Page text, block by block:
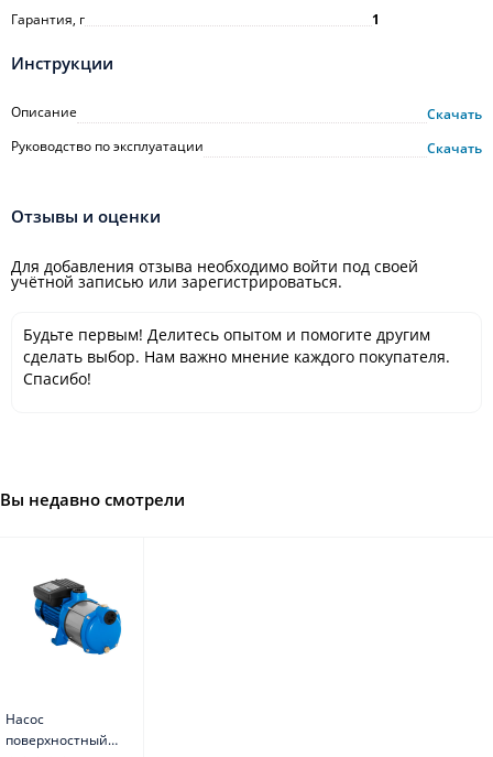
Гарантия, г
1
Инструкции
Описание
Скачать
Руководство по эксплуатации
Скачать
Отзывы и оценки
Для добавления отзыва необходимо войти под своей
учётной записью или зарегистрироваться.
Будьте первым! Делитесь опытом и помогите другим
сделать выбор. Нам важно мнение каждого покупателя.
Спасибо!
Вы недавно смотрели
Насос
поверхностный